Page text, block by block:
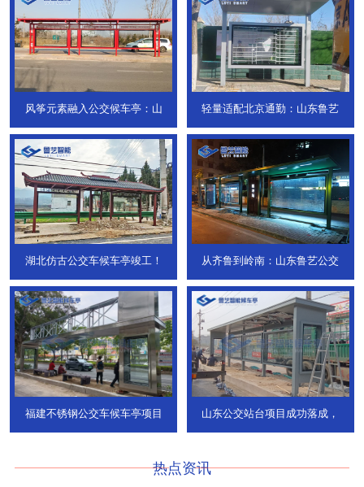
风筝元素融入公交候车亭：山 轻量适配北京通勤：山东鲁艺
湖北仿古公交车候车亭竣工！ 从齐鲁到岭南：山东鲁艺公交
福建不锈钢公交车候车亭项目 山东公交站台项目成功落成，
热点资讯